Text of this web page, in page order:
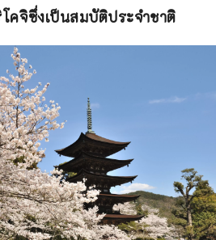
ทางทิศเหนือและทะเล Seto
ทางทิศใต้ เมื่อคุณเยี่ยมชมสถานที่ที่
เห็น รู้สึก และสัมผัสกับมัน ไปเที่ยว
เวลาได้ตามต้องการกันเถอะ
คจิซึ่งเป็นสมบัติประจำชาติ